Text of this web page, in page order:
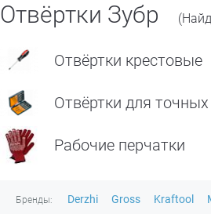
Отвёртки Зубр
Отвёртки крестовые
Отвёртки для
Рабочие перчатки
Бренды: Derzhi Gross Kraftool